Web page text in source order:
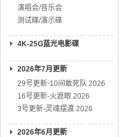
演唱会/音乐会
测试碟/演示碟
4K-25G蓝光电影碟
2026年7月更新
29号更新-10间敢死队 2026
16号更新-火遮眼 2026
3号更新-灵魂摆渡 2026
2026年6月更新